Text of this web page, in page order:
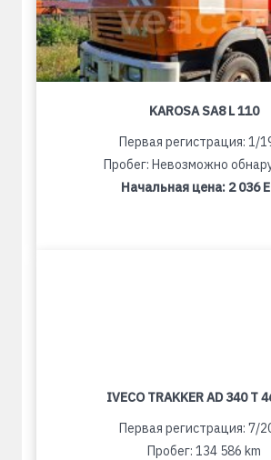
KAROSA SA8 L 110
Первая регистрация: 1/
Пробег: Невозможно
Начальная цена: 2 036
IVECO TRAKKER AD 340 T
Первая регистрация: 7/
Пробег: 134 586 km